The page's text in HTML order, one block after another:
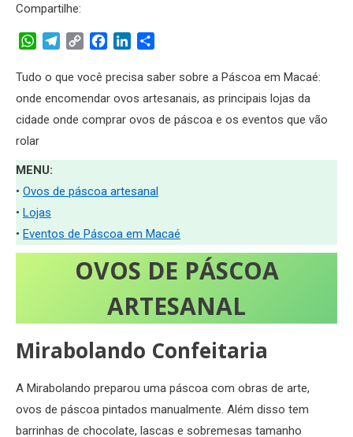
Compartilhe:
WhatsApp
Telegram
Copy
FacebookLinkedIn
Tudo o que você precisa saber sobre a Páscoa em Macaé:
onde encomendar ovos artesanais, as principais lojas da
cidade onde comprar ovos de páscoa e os eventos que vão
rolar
MENU:
• Ovos de páscoa artesanal
• Lojas
• Eventos de Páscoa em Macaé
OVOS DE PÁSCOA
ARTESANAL
Mirabolando Confeitaria
A Mirabolando preparou uma páscoa com obras de arte,
ovos de páscoa pintados manualmente. Além disso tem
barrinhas de chocolate, lascas e sobremesas tamanho